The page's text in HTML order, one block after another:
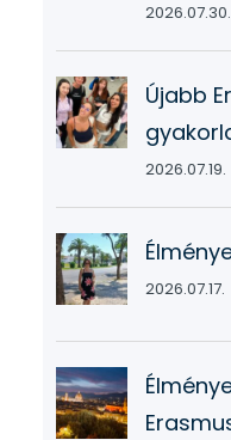
2026.07.30.
Újabb
2026.07.19.
2026.07.17.